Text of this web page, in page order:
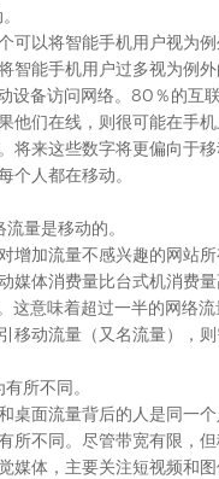
可以将智能手机用户视为
智能手机用户过多视为例
设备访问网络。80％的互
他们在线，则很可能在手
将来这些数字将更偏向于
个人都在移动。
量是移动的。
增加流量不感兴趣的网站
媒体消费量比台式机消费
这意味着超过一半的网络
移动流量（又名流量），则
所不同。
桌面流量背后的人是同一
所不同。尽管带宽有限，
媒体，主要关注短视频和